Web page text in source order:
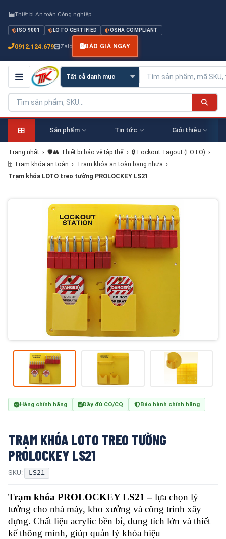
Thiết bị An toàn Công nghiệp
ISO 9001 LOTO CERTIFIED OSHA COMPLIANT
0912.124.679 Zalo BÁO GIÁ NGAY
Sản phẩm Tin tức Giới thiệu
Trang nhất › 🛡️👥 Thiết bị bảo vệ tập thể › 🔒 Lockout Tagout (LOTO) ›
🗄 Trạm khóa an toàn › Trạm khóa an toàn bằng nhựa ›
Trạm khóa LOTO treo tường PROLOCKEY LS21
Hàng chính hãng Đầy đủ CO/CQ Bảo hành chính hãng
TRẠM KHÓA LOTO TREO TƯỜNG
PROLOCKEY LS21
SKU: LS21
Trạm khóa PROLOCKEY LS21 – lựa chọn lý
tưởng cho nhà máy, kho xưởng và công trình xây
dựng. Chất liệu acrylic bền bỉ, dung tích lớn và thiết
kế thông minh, giúp quản lý khóa hiệu